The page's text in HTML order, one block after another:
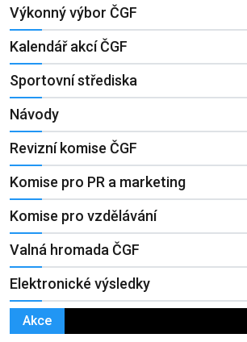
Výkonný výbor ČGF
Kalendář akcí ČGF
Sportovní střediska
Návody
Revizní komise ČGF
Komise pro PR a marketing
Komise pro vzdělávání
Valná hromada ČGF
Elektronické výsledky
Akce